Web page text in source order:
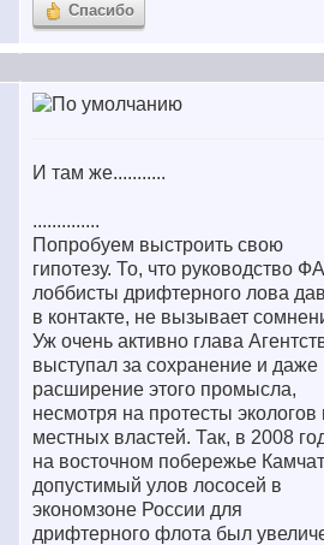
Спасибо
И там же...........
..............
Попробуем выстроить свою
гипотезу. То, что руководство
лоббисты дрифтерного лова
в контакте, не вызывает
Уж очень активно глава
выступал за сохранение и даже
расширение этого промысла,
несмотря на протесты экологов
местных властей. Так, в 2008
на восточном побережье
допустимый улов лососей в
экономзоне России для
дрифтерного флота был